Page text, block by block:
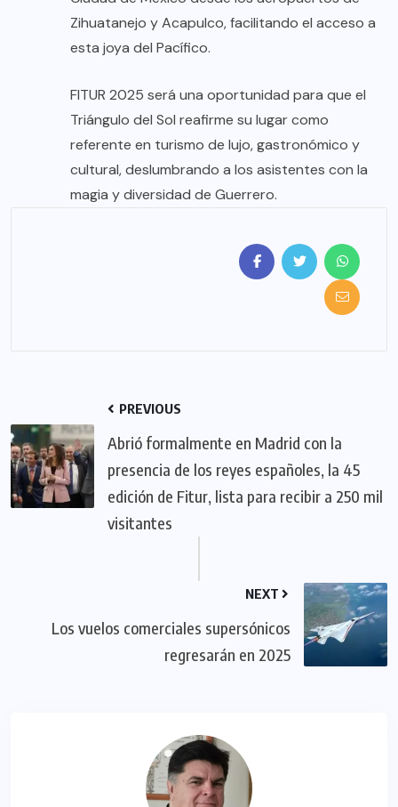
Zihuatanejo y Acapulco, facilitando el acceso a
esta joya del Pacífico.
FITUR 2025 será una oportunidad para que el
Triángulo del Sol reafirme su lugar como
referente en turismo de lujo, gastronómico y
cultural, deslumbrando a los asistentes con la
magia y diversidad de Guerrero.
PREVIOUS
Abrió formalmente en Madrid con la
presencia de los reyes españoles, la 45
edición de Fitur, lista para recibir a 250 mil
visitantes
NEXT
Los vuelos comerciales supersónicos
regresarán en 2025